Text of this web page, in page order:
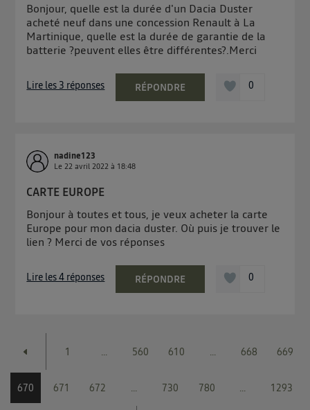
Bonjour, quelle est la durée d'un Dacia Duster
acheté neuf dans une concession Renault à La
Martinique, quelle est la durée de garantie de la
batterie ?peuvent elles être différentes?.Merci
Lire les 3 réponses RÉPONDRE 0
nadine123
Le22 avril 2022 à 18:48
CARTE EUROPE
Bonjour à toutes et tous, je veux acheter la carte
Europe pour mon dacia duster. Où puis je trouver le
lien ? Merci de vos réponses
Lire les 4 réponses RÉPONDRE 0
1 ... 560 610 ... 668 669
670 671 672 ... 730 780 ... 1293